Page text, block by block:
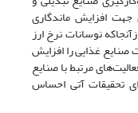
جهت افزایش ماندگاری
نوسانات نرخ ارز
صنایع ‌غذایی را افزایش
مرتبط با صنایع
تحقیقات آتی احساس